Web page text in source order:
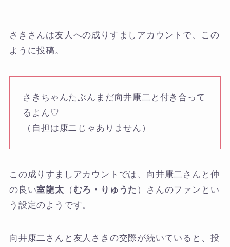
さきさんは友人への成りすましアカウントで、この
ように投稿。
さきちゃんたぶんまだ向井康二と付き合って
るよん♡
（自担は康二じゃありません）
この成りすましアカウントでは、向井康二さんと仲
の良い室龍太 （ むろ・りゅうた ）さんのファンとい
う設定のようです。
向井康二さんと友人さきの交際が続いていると、投